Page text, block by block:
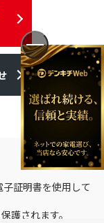
ート
ト
証明書を使用して
護されます。